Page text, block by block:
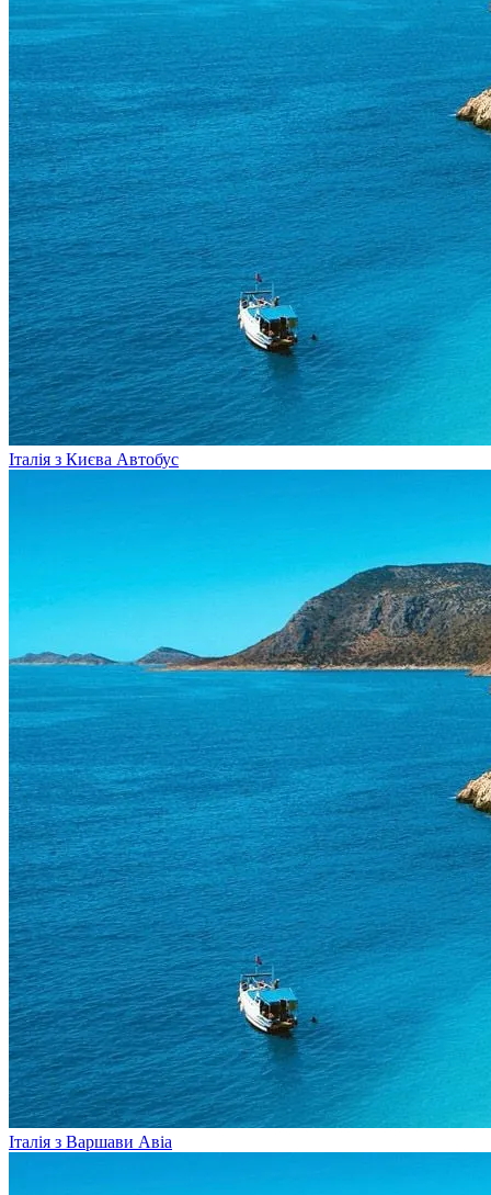
Італія з Києва Автобус
Італія з Варшави Авіа